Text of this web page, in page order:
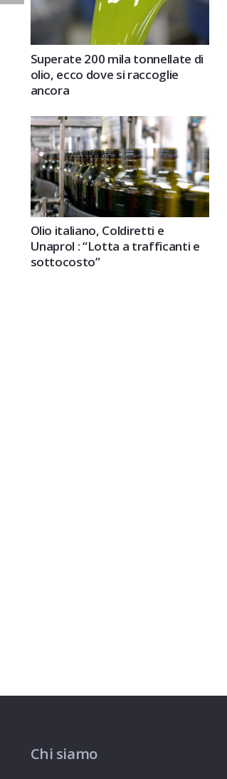
Superate 200 mila tonnellate di
olio, ecco dove si raccoglie
ancora
Olio italiano, Coldiretti e
Unaprol : “Lotta a trafficanti e
sottocosto”
Chi siamo